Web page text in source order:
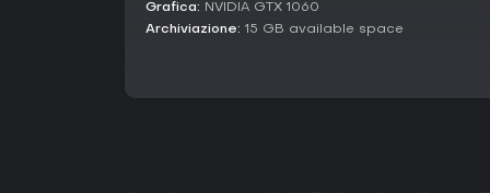
Grafica: NVIDIA GTX 1060
Archiviazione: 15 GB available space